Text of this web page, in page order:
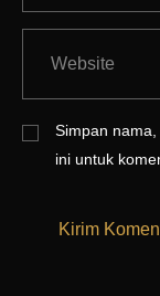
Simpan
ini untuk